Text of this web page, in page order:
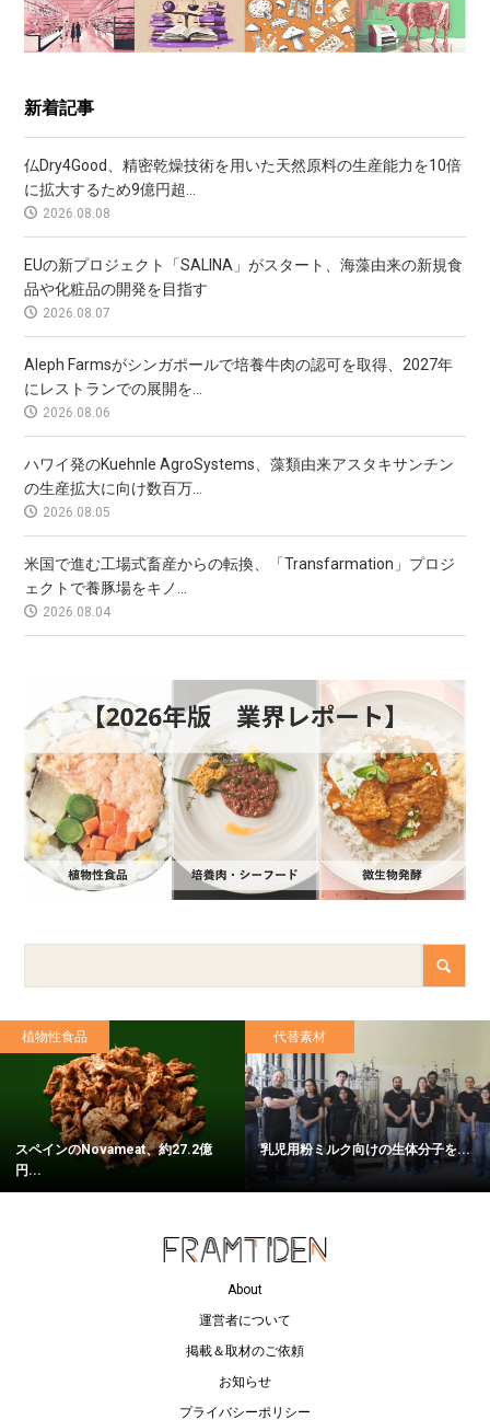
新着記事
仏Dry4Good、精密乾燥技術を用いた天然原料の生産能力を10倍
に拡大するため9億円超...
2026.08.08
EUの新プロジェクト「SALINA」がスタート、海藻由来の新規食
品や化粧品の開発を目指す
2026.08.07
Aleph Farmsがシンガポールで培養牛肉の認可を取得、2027年
にレストランでの展開を...
2026.08.06
ハワイ発のKuehnle AgroSystems、藻類由来アスタキサンチン
の生産拡大に向け数百万...
2026.08.05
米国で進む工場式畜産からの転換、「Transfarmation」プロジ
ェクトで養豚場をキノ...
2026.08.04
植物性食品
スペインのNovameat、約27.2億
円...
代替素材
乳児用粉ミルク向けの生体分子を...
About
運営者について
掲載＆取材のご依頼
お知らせ
プライバシーポリシー